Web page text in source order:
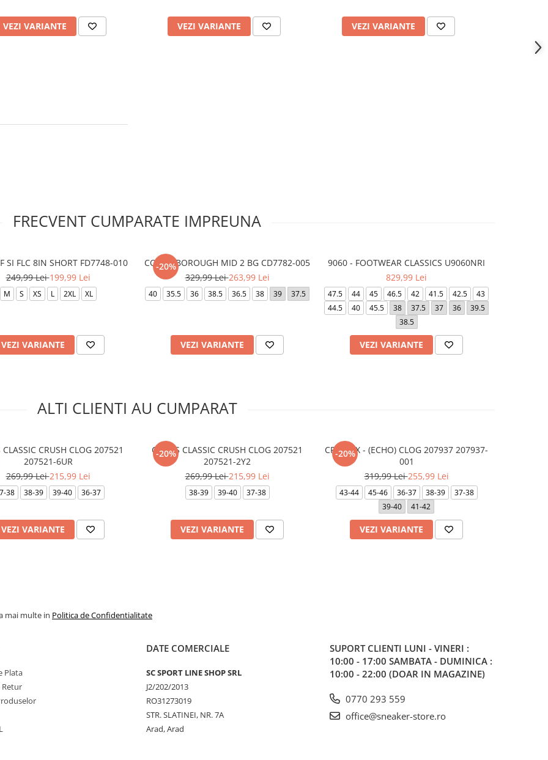
VEZI VARIANTE VEZI VARIANTE VEZI VARIANTE
FRECVENT CUMPARATE IMPREUNA
SI FLC 8IN SHORT FD7748-010
249,99 Lei199,99 Lei
M S XS L 2XL XL
VEZI VARIANTE
-20%
COURT BOROUGH MID 2 BG CD7782-005
329,99 Lei263,99 Lei
40 35.5 36 38.5 36.5 38 39 37.5
VEZI VARIANTE
9060 - FOOTWEAR CLASSICS U9060NRI
829,99 Lei
47.5 44 45 46.5 42 41.5 42.5
43
44.5
40 45.5 38 37.5 37 36
39.5
38.5
VEZI VARIANTE
ALTI CLIENTI AU CUMPARAT
CLASSIC CRUSH CLOG 207521
207521-6UR
269,99 Lei215,99 Lei
38 38-39 39-40 36-37
VEZI VARIANTE
-20%
CROCS CLASSIC CRUSH CLOG 207521
207521-2Y2
269,99 Lei215,99 Lei
38-39 39-40 37-38
VEZI VARIANTE
-20%
CROCS X - (ECHO) CLOG 207937 207937-
001
319,99 Lei255,99 Lei
43-44 45-46 36-37 38-39
37-38
39-40
41-42
VEZI VARIANTE
mai multe in Politica de Confidentialitate
Plata
Retur
DATE COMERCIALE
SC SPORT LINE SHOP SRL
J2/202/2013
RO31273019
STR. SLATINEI, NR. 7A
Arad, Arad
SUPORT CLIENTI LUNI - VINERI :
10:00 - 17:00 SAMBATA - DUMINICA :
10:00 - 22:00 (DOAR IN MAGAZINE)
0770 293 559
office@sneaker-store.ro